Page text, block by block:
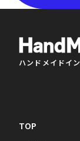
ハンドメイドイ
TOP